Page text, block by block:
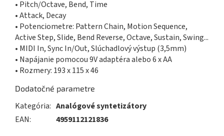
• Pitch/Octave, Bend, Time
• Attack, Decay
• Potenciometre: Pattern Chain, Motion Sequence,
Active Step, Slide, Bend Reverse, Octave, Sustain, Swing...
• MIDI In, Sync In/Out, Slúchadlový výstup (3,5mm)
• Napájanie pomocou 9V adaptéra alebo 6 x AA
• Rozmery: 193 x 115 x 46
Dodatočné parametre
Kategória: Analógové syntetizátory
EAN: 4959112121836